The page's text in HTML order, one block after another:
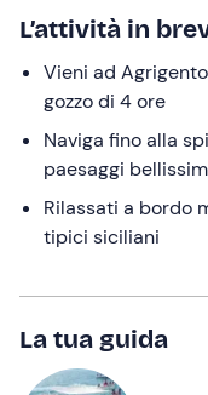
shortcuts
for
changing
dates.
L’attività in
Vieni ad
gozzo di 4 ore
Naviga fino alla
paesaggi
Rilassati a bordo
tipici siciliani
La tua guida